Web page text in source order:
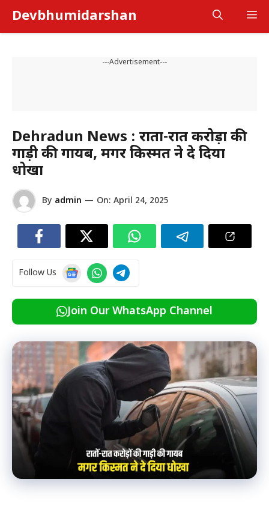
content
Devbhumidarshan
---Advertisement---
Dehradun News : रातों-रात करोड़ों की
गाड़ी की गायब, मगर किस्मत ने दे दिया
धोखा
By admin — On: April 24, 2025
Follow Us
Join Our WhatsApp Channel